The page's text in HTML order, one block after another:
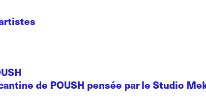
de POUSH pensée par le Studio